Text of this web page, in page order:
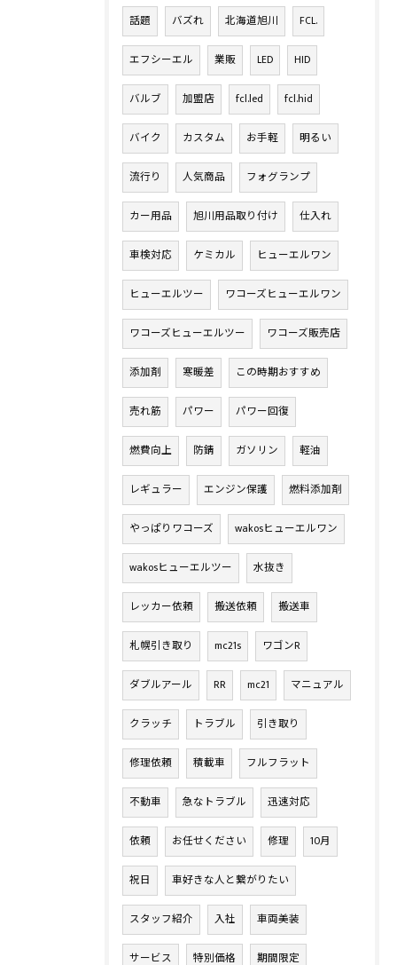
話題 バズれ 北海道旭川 FCL.
エフシーエル 業販 LED HID
バルブ 加盟店 fcl.led fcl.hid
バイク カスタム お手軽 明るい
流行り 人気商品 フォグランプ
カー用品 旭川用品取り付け 仕入れ
車検対応 ケミカル ヒューエルワン
ヒューエルツー ワコーズヒューエルワン
ワコーズヒューエルツー ワコーズ販売店
添加剤 寒暖差 この時期おすすめ
売れ筋 パワー パワー回復
燃費向上 防錆 ガソリン 軽油
レギュラー エンジン保護 燃料添加剤
やっぱりワコーズ wakosヒューエルワン
wakosヒューエルツー 水抜き
レッカー依頼 搬送依頼 搬送車
札幌引き取り mc21s ワゴンR
ダブルアール RR mc21 マニュアル
クラッチ トラブル 引き取り
修理依頼 積載車 フルフラット
不動車 急なトラブル 迅速対応
依頼 お任せください 修理 10月
祝日 車好きな人と繋がりたい
スタッフ紹介 入社 車両美装
サービス 特別価格 期間限定